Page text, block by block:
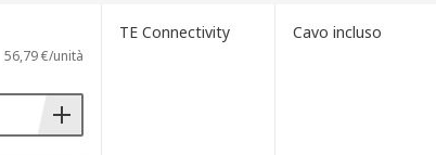
56,79 €/unità
TE Connectivity Cavo incluso